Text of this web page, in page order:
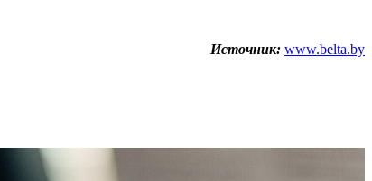
Источник: www.belta.by